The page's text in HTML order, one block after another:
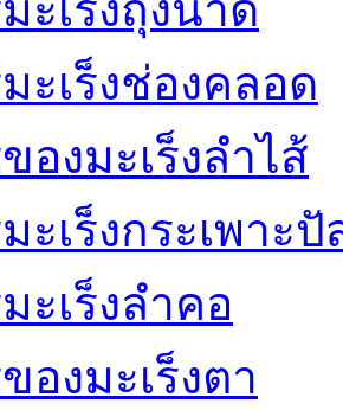
ะเร็งช่องคลอด
องมะเร็งลำไส้
ะเร็งกระเพาะ
ะเร็งลำคอ
องมะเร็งตา